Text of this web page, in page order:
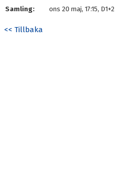
KONTAKT
Samling:
ons 20 maj, 17:15, D1+2
<< Tillbaka